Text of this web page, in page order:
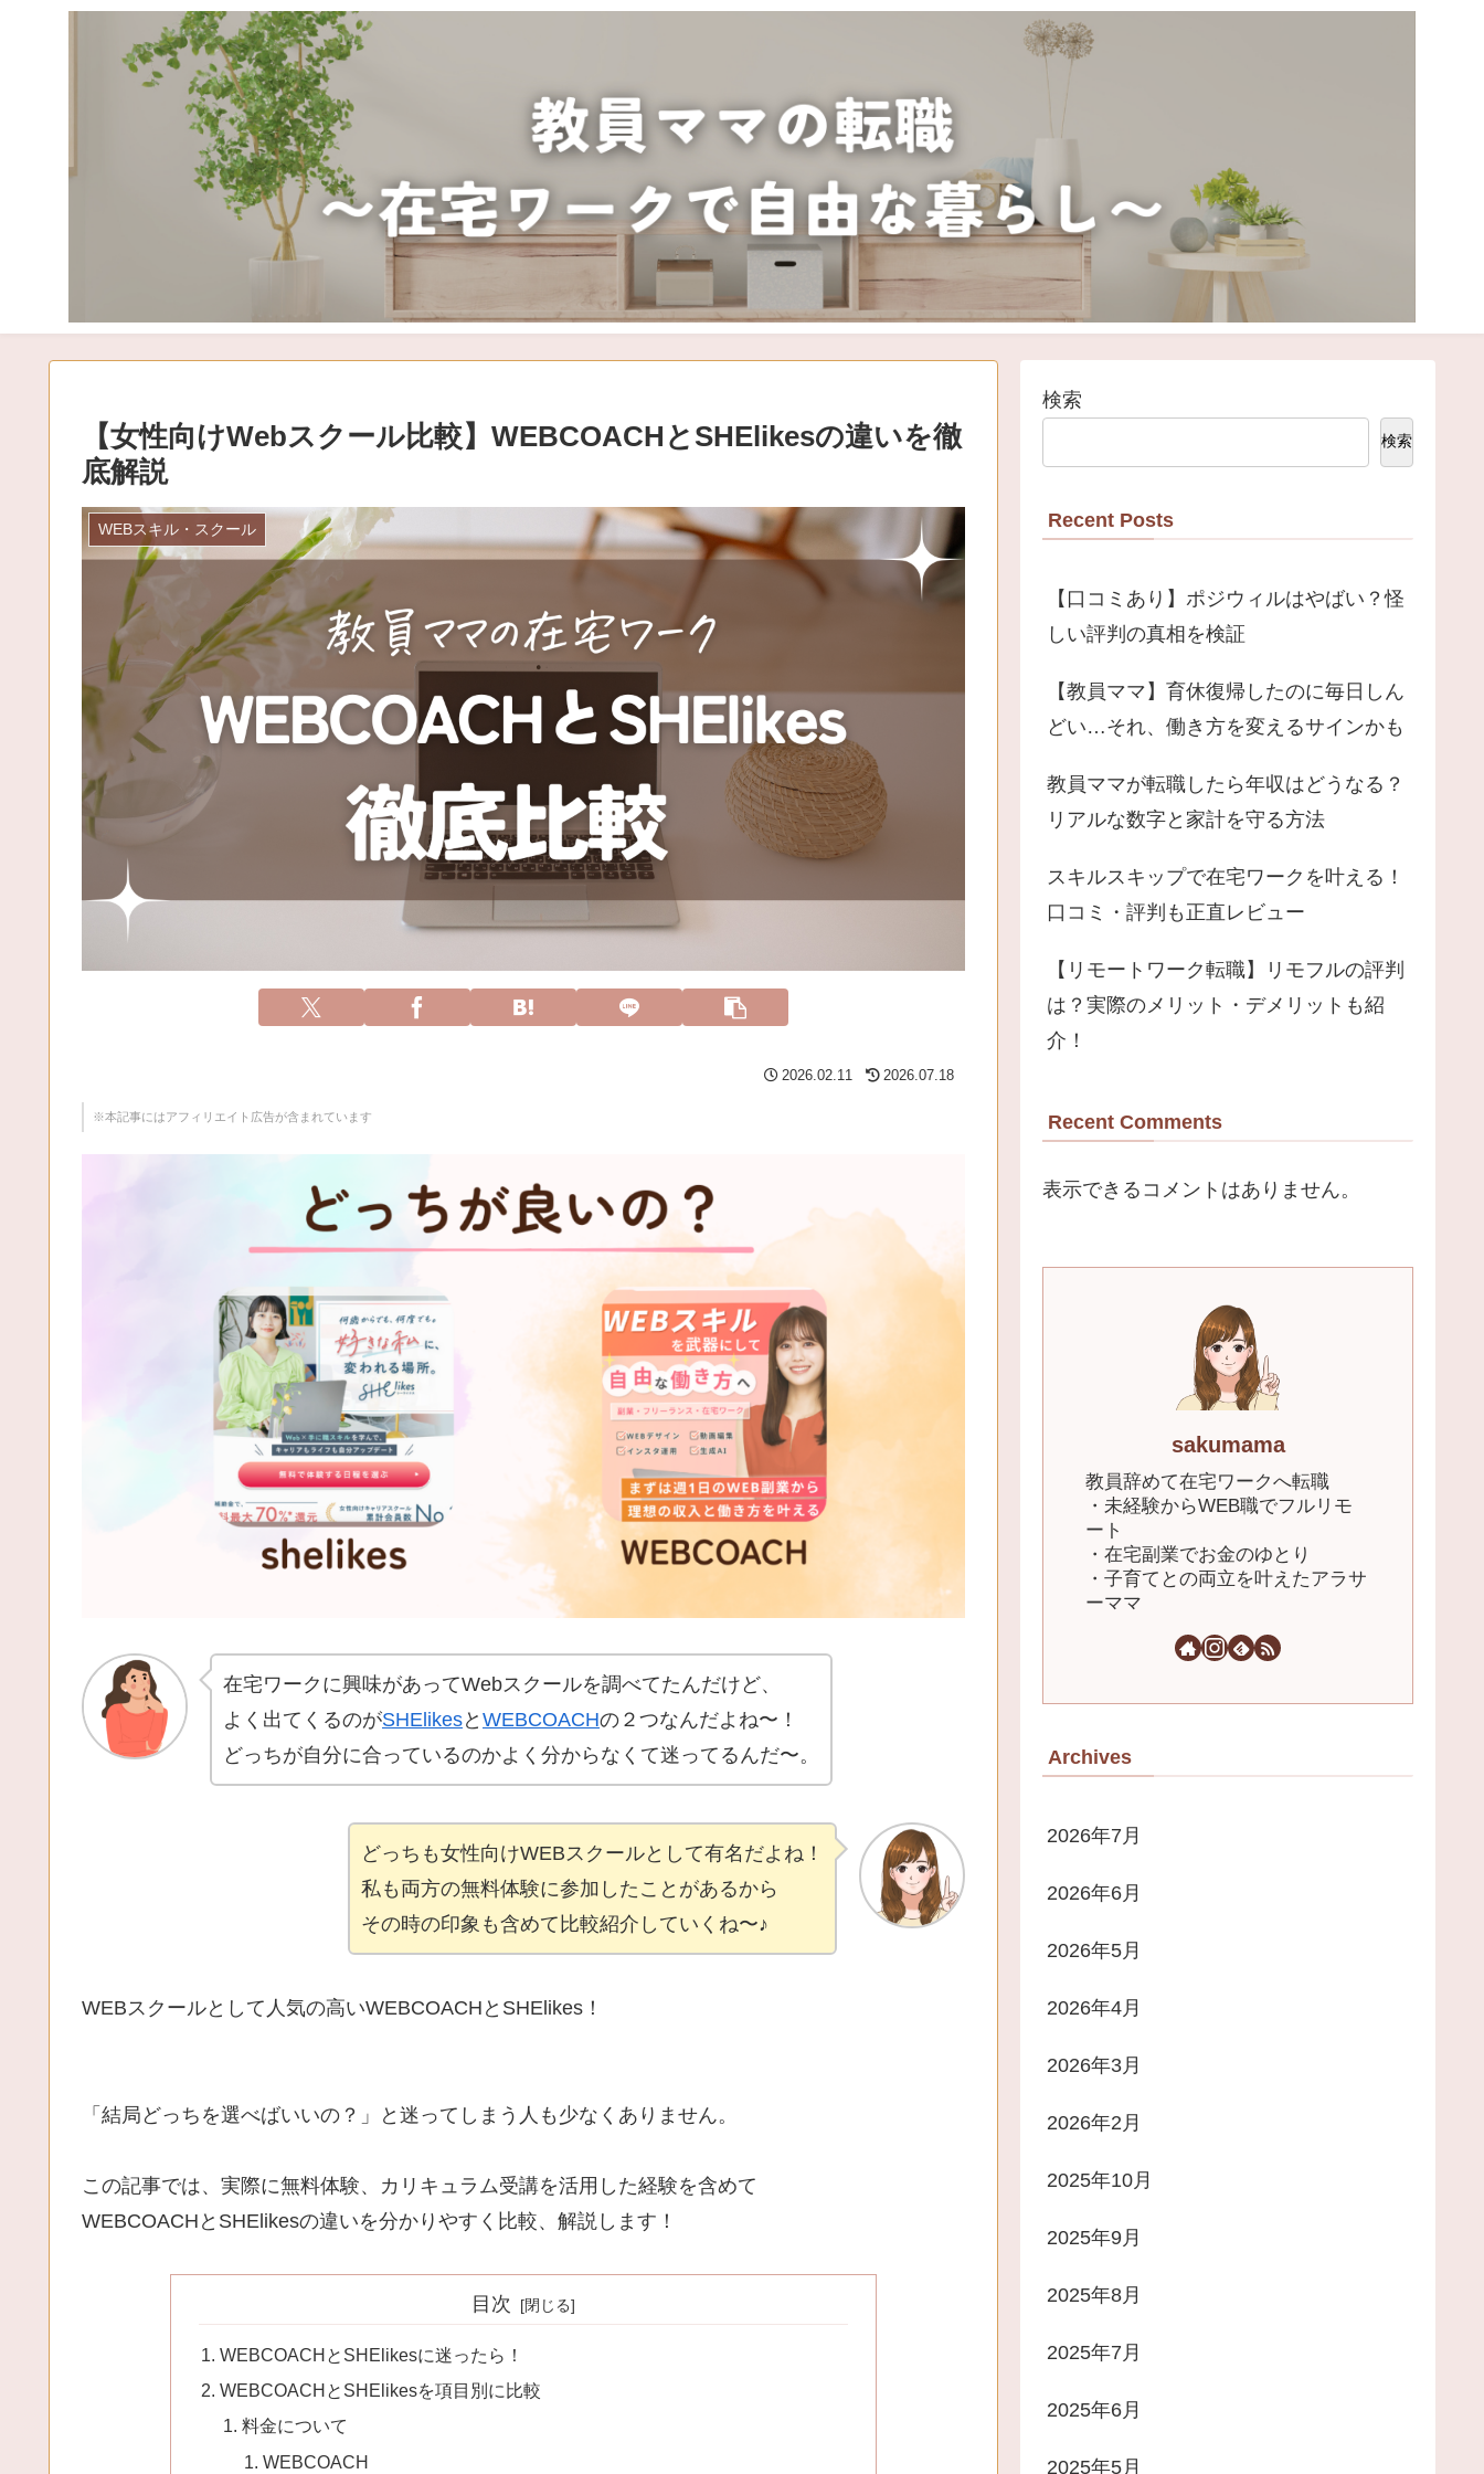
【女性向けWebスクール比較】WEBCOACHとSHElikesの違いを徹
底解説
WEBスキル・スクール
2026.02.11 2026.07.18
※本記事にはアフィリエイト広告が含まれています
在宅ワークに興味があってWebスクールを調べてたんだけど、
よく出てくるのがSHElikesと WEBCOACHの２つなんだよね〜！
どっちが自分に合っているのかよく分からなくて迷ってるんだ〜。
どっちも女性向けWEBスクールとして有名だよね！
私も両方の無料体験に参加したことがあるから
その時の印象も含めて比較紹介していくね〜♪
WEBスクールとして人気の高いWEBCOACHとSHElikes！
「結局どっちを選べばいいの？」と迷ってしまう人も少なくありません。
この記事では、実際に無料体験、カリキュラム受講を活用した経験を含めて
WEBCOACHとSHElikesの違いを分かりやすく比較、解説します！
目次
WEBCOACHとSHElikesに迷ったら！
WEBCOACHとSHElikesを項目別に比較
料金について
WEBCOACH
検索
検索
Recent Posts
【口コミあり】ポジウィルはやばい？怪
しい評判の真相を検証
【教員ママ】育休復帰したのに毎日しん
どい…それ、働き方を変えるサインかも
教員ママが転職したら年収はどうなる？
リアルな数字と家計を守る方法
スキルスキップで在宅ワークを叶える！
口コミ・評判も正直レビュー
【リモートワーク転職】リモフルの評判
は？実際のメリット・デメリットも紹
介！
Recent Comments
表示できるコメントはありません。
sakumama
教員辞めて在宅ワークへ転職
・未経験からWEB職でフルリモ
ート
・在宅副業でお金のゆとり
・子育てとの両立を叶えたアラサ
ーママ
Archives
2026年7月
2026年6月
2026年5月
2026年4月
2026年3月
2026年2月
2025年10月
2025年9月
2025年8月
2025年7月
2025年6月
2025年5月